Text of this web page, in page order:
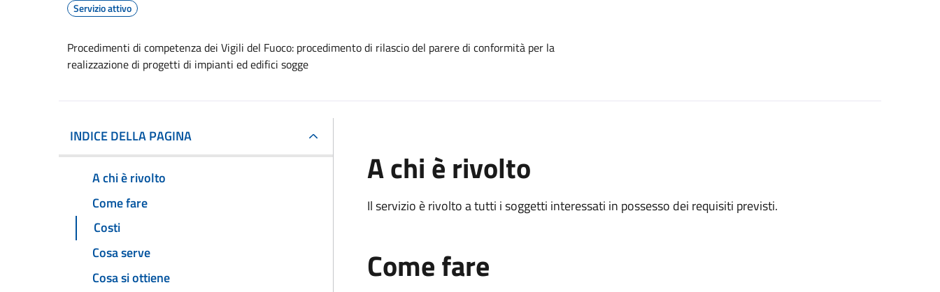
Servizio attivo
Procedimenti di competenza dei Vigili del Fuoco: procedimento di rilascio del parere di conformità per la
realizzazione di progetti di impianti ed edifici sogge
INDICE DELLA PAGINA
A chi è rivolto
Come fare
Costi
Cosa serve
Cosa si ottiene
A chi è rivolto
Il servizio è rivolto a tutti i soggetti interessati in possesso dei requisiti previsti.
Come fare